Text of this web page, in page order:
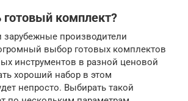
комплект?
зарубежные производители
выбор готовых комплектов
инструментов в разной ценовой
хороший набор в этом
непросто. Выбирать такой